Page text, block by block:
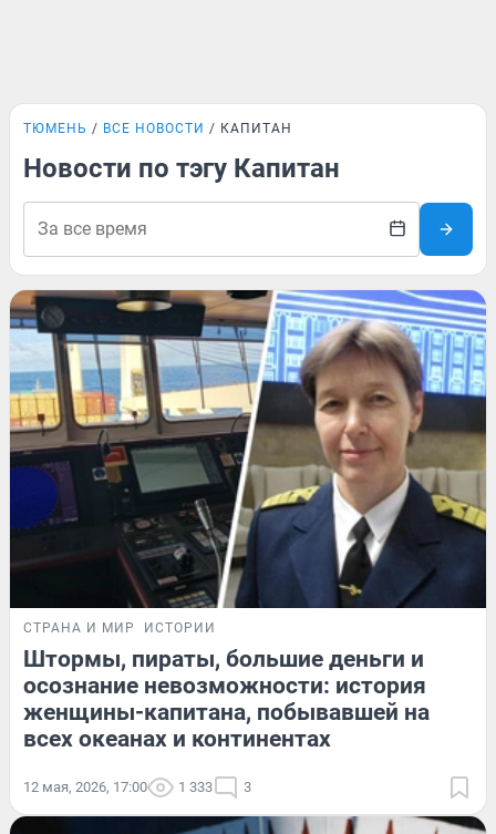
ТЮМЕНЬ ВСЕ НОВОСТИ КАПИТАН
Новости по тэгу Капитан
СТРАНА И МИР ИСТОРИИ
Штормы, пираты, большие деньги и
осознание невозможности: история
женщины-капитана, побывавшей на
всех океанах и континентах
12 мая, 2026, 17:00 1 333 3